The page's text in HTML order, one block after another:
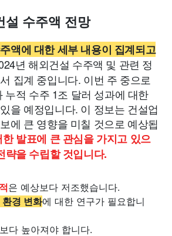
설 수주액 전망
액에 대한 세부 내용이 집계되고
년 해외건설 수주액 및 관련 정
집계 중입니다. 이번 주 중으로
누적 수주 1조 달러 성과에 대한
을 예정입니다. 이 정보는 건설업
에 큰 영향을 미칠 것으로 예상됩
발표에 큰 관심을 가지고 있으
략을 수립할 것입니다.
은 예상보다 저조했습니다.
경 변화에 대한 연구가 필요합니
다 높아져야 합니다.